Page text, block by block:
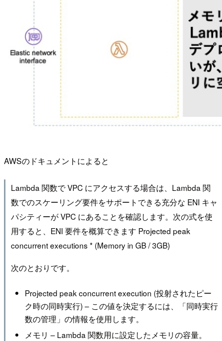
AWSのドキュメントによると
Lambda 関数で VPC にアクセスする場合は、Lambda 関
数でのスケーリング要件をサポートできる充分な ENI キャ
パシティーが VPC にあることを確認します。次の式を使
用すると、ENI 要件を概算できます Projected peak
concurrent executions * (Memory in GB / 3GB)
次のとおりです。
Projected peak concurrent execution (投射されたピー
ク時の同時実行) – この値を決定するには、「同時実行
数の管理」の情報を使用します。
メモリ – Lambda 関数用に設定したメモリの容量。